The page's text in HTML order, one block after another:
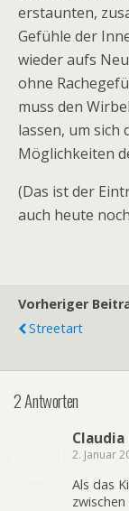
erstaunten,
Gefühle der
wieder aufs
ohne
muss den
lassen, um sich
Möglichkeiten
(Das ist der
auch heute
Vorheriger
Streetart
2 Antworten
Claudia
2. Januar
Als das